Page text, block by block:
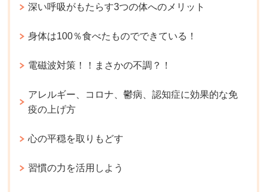
深い呼吸がもたらす3つの体へのメリット
身体は100％食べたものでできている！
電磁波対策！！まさかの不調？！
アレルギー、コロナ、鬱病、認知症に効果的な免
疫の上げ方
心の平穏を取りもどす
習慣の力を活用しよう